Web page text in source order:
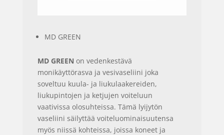
MD GREEN
MD GREEN on vedenkestävä
monikäyttörasva ja vesivaseliini joka
soveltuu kuula- ja liukulaakereiden,
liukupintojen ja ketjujen voiteluun
vaativissa olosuhteissa. Tämä lyijytön
vaseliini säilyttää voiteluominaisuutensa
myös niissä kohteissa, joissa koneet ja